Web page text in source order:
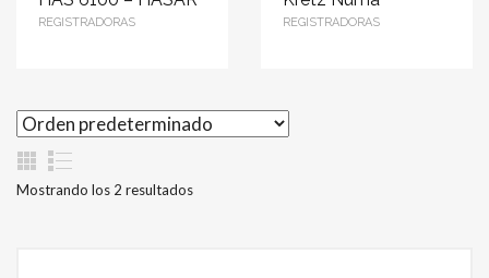
REGISTRADORAS REGISTRADORAS
Mostrando los 2 resultados